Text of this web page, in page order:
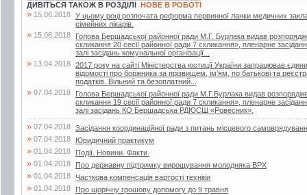
ДИВІТЬСЯ ТАКОЖ В РОЗДІЛІ НОВЕ В РОБОТІ
» 15.06.2018 У цьому році розпочата реформа первинної ланки медичних
сімейних лікарів.
» 15.06.2018
Голова Бершадської районної ради М.Г. Бурлака видав
скликання 20 сесії районної ради 7 скликання», пленарне
залі засідань комунальної організації...
» 13.04.2018 2017 року на сайті Міністерства юстиції України запрацював
відомості про боржника за прізвищем, ім’ям, по батькові та
податків. Вільний та безоплатний...
» 07.04.2018
Голова Бершадської районної ради М.Г.Бурлака видав
скликання 19 сесії районної ради 7 скликання», пленарне
залі засідань КО Бершадська РДЮСШ «Ровесник».
» 07.04.2018 Засідання координаційної ради з питань місцевого
» 07.04.2018 Юридичний практикум
» 01.04.2018 Події. Новини. Факти.
» 01.04.2018 Про державну підтримку вирощування молодняка ВРХ
» 01.04.2018 Часткова компенсація вартості техніки
» 01.04.2018 Про щорічну грошову допомогу до 9 травня